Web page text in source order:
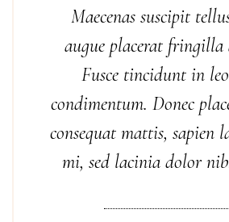
Maecenas suscipit
augue placerat fringilla
Fusce tincidunt in
condimentum. Donec
consequat mattis, sapien
mi, sed lacinia dolor